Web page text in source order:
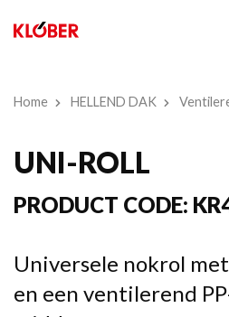
Home HELLEND DAK
UNI-ROLL
PRODUCT CODE:
Universele nokrol
en een ventilerend